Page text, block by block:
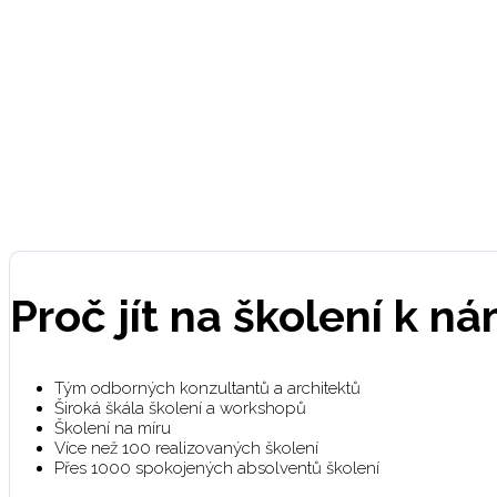
Proč jít na školení k
Tým odborných konzultantů a architektů
Široká škála školení a workshopů
Školení na míru
Více než 100 realizovaných školení
Přes 1000 spokojených absolventů školení